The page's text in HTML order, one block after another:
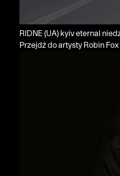
RIDNE (UA) kyiv eternal
Przejdź do artysty Robin Fox